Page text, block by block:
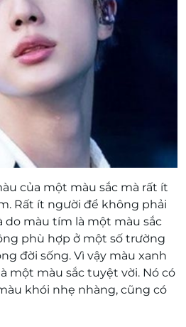
của một màu sắc mà rất ít
Rất ít người để không phải
do màu tím là một màu sắc
phù hợp ở một số trường
đời sống. Vì vậy màu xanh
một màu sắc tuyệt vời. Nó có
khói nhẹ nhàng, cũng có